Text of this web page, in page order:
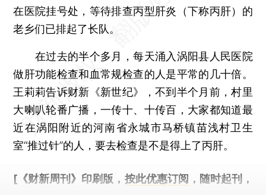
在医院挂号处，等待排查丙型肝炎（下称丙肝）的
老乡们已排起了长队。
在过去的半个多月，每天涌入涡阳县人民医院
做肝功能检查和血常规检查的人是平常的几十倍。
王莉莉告诉财新《新世纪》，不到半个月前，村里
大喇叭轮番广播，一传十、十传百，大家都知道最
近在涡阳附近的河南省永城市马桥镇苗浅村卫生
室“推过针”的人，要去检查是不是得上了丙肝。
[《财新周刊》印刷版， 按此优惠订阅 ，随时起刊，